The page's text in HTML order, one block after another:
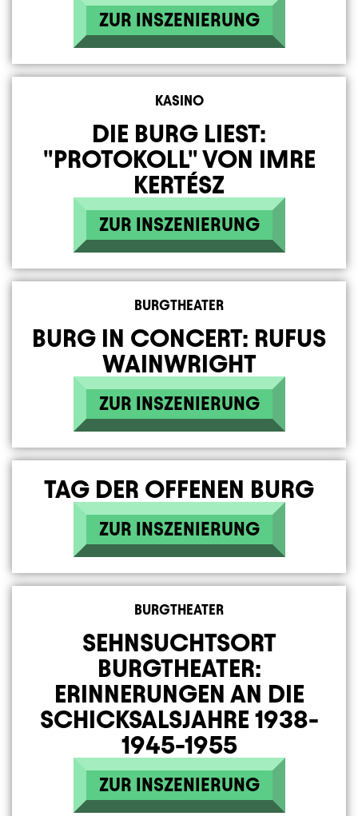
ZUR INSZENIERUNG
DIE BURG LIEST:
"PROTOKOLL" VON IMRE
KERTÉSZ
KASINO
ZUR INSZENIERUNG
BURG IN CONCERT: RUFUS
WAINWRIGHT
BURGTHEATER
ZUR INSZENIERUNG
TAG DER OFFENEN BURG
ZUR INSZENIERUNG
SEHNSUCHTSORT
BURGTHEATER:
ERINNERUNGEN AN DIE
SCHICKSALSJAHRE 1938-
1945-1955
BURGTHEATER
ZUR INSZENIERUNG